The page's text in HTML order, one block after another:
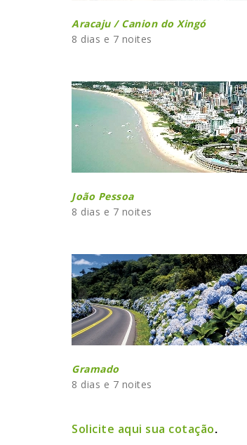
Aracaju / Canion do Xingó
8 dias e 7 noites
João Pessoa
8 dias e 7 noites
Gramado
8 dias e 7 noites
Solicite aqui sua cotação.